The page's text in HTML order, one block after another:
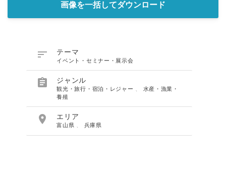
画像を一括してダウンロード
 テーマ
イベント・セミナー・展示会
 ジャンル
観光・旅行・宿泊・レジャー
水産・漁業・
養殖
 エリア
富山県 兵庫県